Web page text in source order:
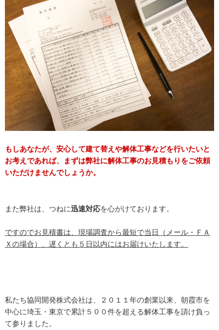
もしあなたが、安心して建て替えや解体工事などを行いたいと
お考えであれば、まずは弊社に解体工事のお見積もりをご依頼
いただけませんでしょうか。
また弊社は、つねに迅速対応を心がけております。
ですのでお見積書は、現場調査から最短で当日（メール・ＦＡ
Ｘの場合）、遅くとも５日以内にはお届けいたします。
私たち協同開発株式会社は、２０１１年の創業以来、朝霞市を
中心に埼玉・東京で累計５００件を超える解体工事を請け負っ
て参りました。